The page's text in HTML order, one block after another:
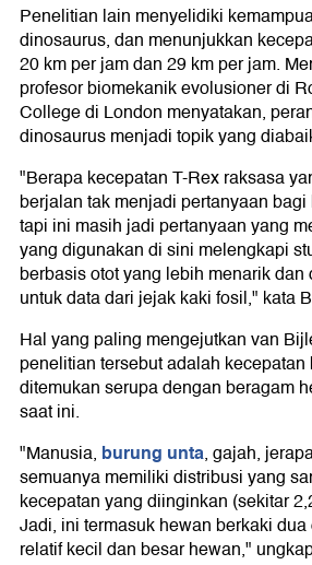
Penelitian lain menyelidiki
dinosaurus, dan menunjukkan
20 km per jam dan 29 km per jam.
profesor biomekanik evolusioner di
College di London menyatakan,
dinosaurus menjadi topik yang
"Berapa kecepatan T-Rex raksasa
berjalan tak menjadi pertanyaan
tapi ini masih jadi pertanyaan yang
yang digunakan di sini melengkapi
berbasis otot yang lebih menarik dan
untuk data dari jejak kaki fosil," kata
Hal yang paling mengejutkan van
penelitian tersebut adalah
ditemukan serupa dengan beragam
saat ini.
"Manusia, burung unta, gajah,
semuanya memiliki distribusi yang
kecepatan yang diinginkan (sekitar
Jadi, ini termasuk hewan berkaki
relatif kecil dan besar hewan,"